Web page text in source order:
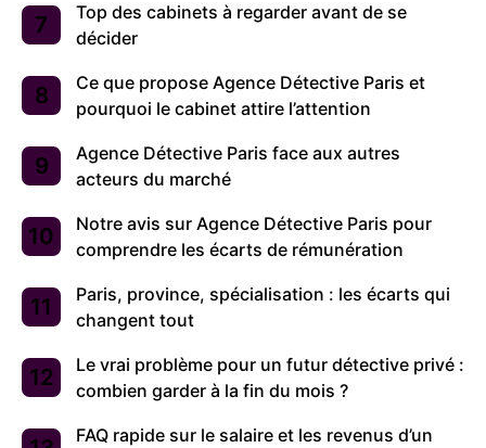
Top des cabinets à regarder avant de se
décider
Ce que propose Agence Détective Paris et
pourquoi le cabinet attire l’attention
Agence Détective Paris face aux autres
acteurs du marché
Notre avis sur Agence Détective Paris pour
comprendre les écarts de rémunération
Paris, province, spécialisation : les écarts qui
changent tout
Le vrai problème pour un futur détective privé :
combien garder à la fin du mois ?
FAQ rapide sur le salaire et les revenus d’un